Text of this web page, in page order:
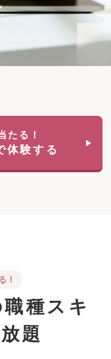
たる！
体験する
！
種スキ
題